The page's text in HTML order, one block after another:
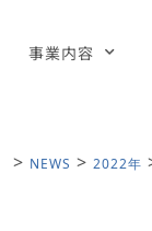
事業内容
> NEWS > 2022年